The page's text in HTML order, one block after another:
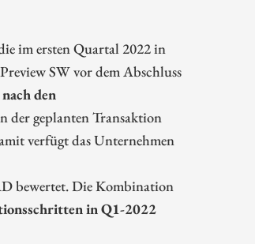
im ersten Quartal 2022 in
SW vor dem Abschluss
den
der geplanten Transaktion
verfügt das Unternehmen
bewertet. Die Kombination
in Q1-2022